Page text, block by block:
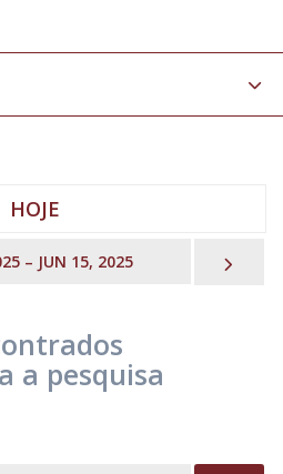
HOJE
– JUN 15, 2025
a pesquisa